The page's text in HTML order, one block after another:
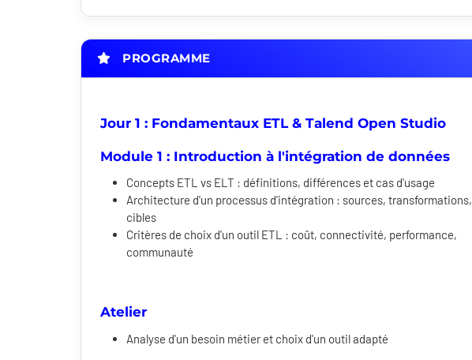
PROGRAMME
Jour 1 : Fondamentaux ETL & Talend Open Studio
Module 1 : Introduction à l'intégration de données
Concepts ETL vs ELT : définitions, différences et cas d'usage
Architecture d'un processus d'intégration : sources, transformations,
cibles
Critères de choix d'un outil ETL : coût, connectivité, performance,
communauté
Atelier
Analyse d'un besoin métier et choix d'un outil adapté